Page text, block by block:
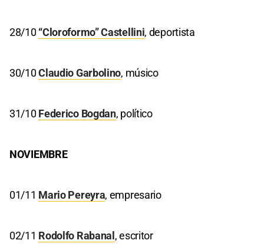
28/10“Cloroformo” Castellini, deportista
30/10Claudio Garbolino, músico
31/10Federico Bogdan, político
NOVIEMBRE
01/11 Mario Pereyra, empresario
02/11 Rodolfo Rabanal, escritor